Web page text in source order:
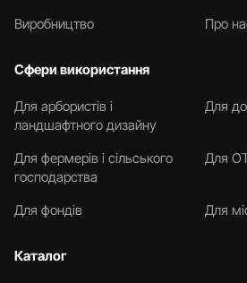
Виробництво Про
Сфери використання
Для арбористів і
ландшафтного дизайну
Для
Для фермерів і сільського
господарства
Для
Для фондів Для
Каталог